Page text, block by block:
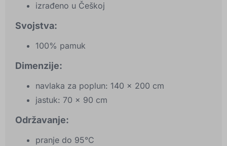
izrađeno u Češkoj
Svojstva:
100% pamuk
Dimenzije:
navlaka za poplun: 140 x 200 cm
jastuk: 70 x 90 cm
Održavanje:
pranje do 95°C